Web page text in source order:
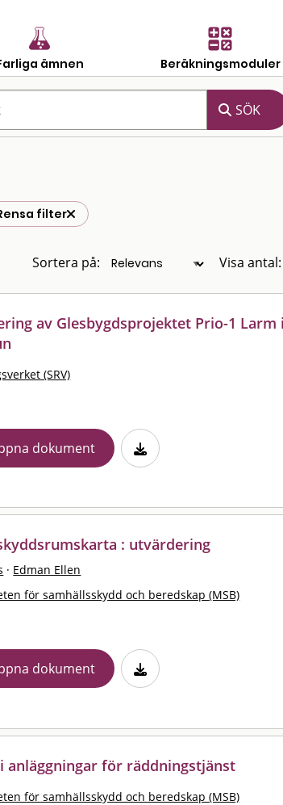
ämnen Beräkningsmoduler
filter
Sortera på: Visa antal:
av Glesbygdsprojektet Prio-1 Larm
(SRV)
dokument
: utvärdering
· Edman Ellen
för samhällsskydd och beredskap (MSB)
dokument
anläggningar för räddningstjänst
för samhällsskydd och beredskap (MSB)